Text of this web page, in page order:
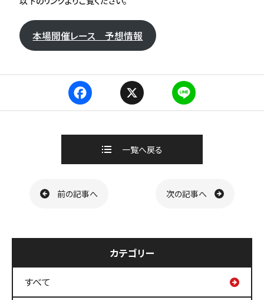
本場開催レース 予想情報
F
e
o
X L
e
一覧へ戻る
前の記事へ 次の記事へ
カテゴリー
すべて